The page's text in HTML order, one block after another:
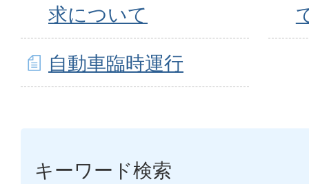
求について
自動車臨時運行
キーワード検索